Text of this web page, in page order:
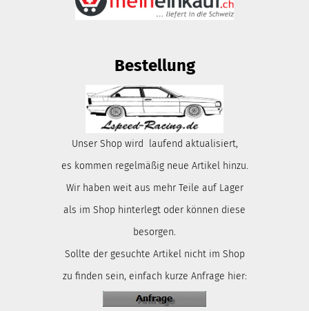
Bestellung
Unser Shop wird laufend aktualisiert,
es kommen regelmäßig neue Artikel hinzu.
Wir haben weit aus mehr Teile auf Lager
als im Shop hinterlegt oder können diese
besorgen.
Sollte der gesuchte Artikel nicht im Shop
zu finden sein, einfach kurze Anfrage hier: